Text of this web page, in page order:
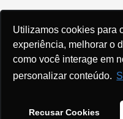
Utilizamos cookies para
experiência, melhorar o
como você interage em
personalizar conteúdo.
Recusar Cookies